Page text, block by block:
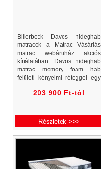
Billerbeck Davos hideghab
matracok a Matrac Vásárlás
matrac webáruház akciós
kínálatában. Davos hideghab
matrac memory foam hab
felületi kényelmi réteggel egy
határozott alátámasztású 7
zónás matracot alkot.
203 900 Ft-tól
Részletek >>>